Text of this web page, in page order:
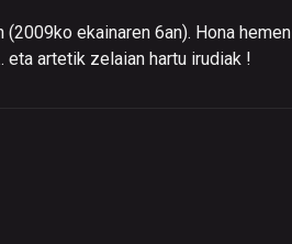
ekainaren 6an). Hona hemen
eta artetik zelaian hartu irudiak !